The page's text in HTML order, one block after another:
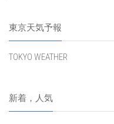
東京天気予報
TOKYO WEATHER
新着，人気